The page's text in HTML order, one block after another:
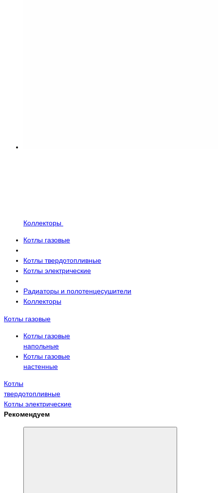
Коллекторы
Котлы газовые
Котлы твердотопливные
Котлы электрические
Радиаторы и полотенцесушители
Коллекторы
Котлы газовые
Котлы газовые
напольные
Котлы газовые
настенные
Котлы
твердотопливные
Котлы электрические
Рекомендуем